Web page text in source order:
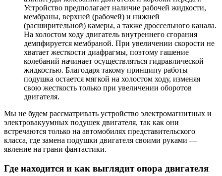
Устройство предполагает наличие рабочей жидкости,
мембраны, верхней (рабочей) и нижней
(расширительной) камеры, а также дроссельного канала.
На холостом ходу двигатель внутреннего сгорания
демпфируется мембраной. При увеличении скорости не
хватает жесткости диафрагмы, поэтому гашение
колебаний начинает осуществляться гидравлической
жидкостью. Благодаря такому принципу работы
подушка остается мягкой на холостом ходу, изменяя
свою жесткость только при увеличении оборотов
двигателя.
Мы не будем рассматривать устройство электромагнитных и
электровакуумных подушек двигателя, так как они
встречаются только на автомобилях представительского
класса, где замена подушки двигателя своими руками —
явление на грани фантастики.
Где находится и как выглядит опора двигателя